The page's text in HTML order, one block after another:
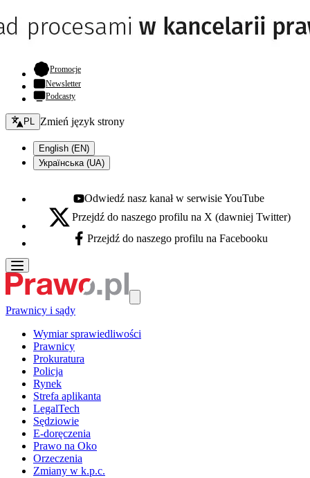
Promocje- otwiera się w nowej karcie
Newsletter
Podcasty
Zmień język - bieżący:
PL Zmień język strony
English (EN)
Українська (UA)
Youtube - otwiera się w nowej karcie
Odwiedź nasz kanał w serwisie YouTube
X - otwiera się w nowej karcie
Przejdź do naszego profilu na X (dawniej Twitter)
Facebook - otwiera się w nowej karcie
Przejdź do naszego profilu na Facebooku
Prawnicy i sądy
Wymiar sprawiedliwości
Prawnicy
Prokuratura
Policja
Rynek
Strefa aplikanta
LegalTech
Sędziowie
E-doręczenia
Prawo na Oko
Orzeczenia
Zmiany w k.p.c.